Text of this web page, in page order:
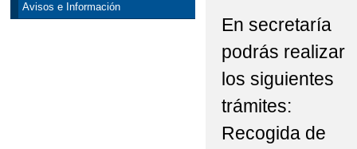
Avisos e Información
En secretaría
podrás realizar
los siguientes
trámites:
Recogida de